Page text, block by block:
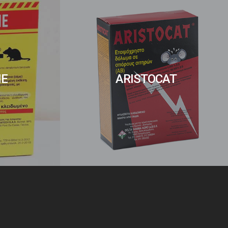
ARISTOCAT